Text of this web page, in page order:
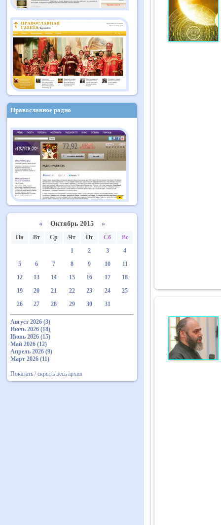
Православное радио
« Октябрь 2015 »
Пн Вт Ср Чт Пт Сб
Вс
1
2 3
4
5
6 7 8 9 10
11
12
13 14 15 16 17
18
19
20 21 22 23 24
25
26
27 28 29 30 31
Август 2026 (3)
Июль 2026 (18)
Июнь 2026 (15)
Май 2026 (12)
Апрель 2026 (9)
Март 2026 (11)
Показать / скрыть весь архив